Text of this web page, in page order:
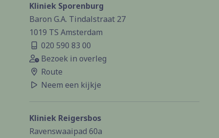
Kliniek Sporenburg
Baron G.A. Tindalstraat 27
1019 TS Amsterdam
020 590 83 00
Bezoek in overleg
Route
Neem een kijkje
Kliniek Reigersbos
Ravenswaaipad 60a